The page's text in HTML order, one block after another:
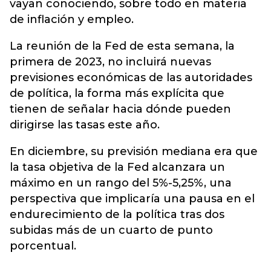
vayan conociendo, sobre todo en materia
de inflación y empleo.
La reunión de la Fed de esta semana, la
primera de 2023, no incluirá nuevas
previsiones económicas de las autoridades
de política, la forma más explícita que
tienen de señalar hacia dónde pueden
dirigirse las tasas este año.
En diciembre, su previsión mediana era que
la tasa objetiva de la Fed alcanzara un
máximo en un rango del 5%-5,25%, una
perspectiva que implicaría una pausa en el
endurecimiento de la política tras dos
subidas más de un cuarto de punto
porcentual.